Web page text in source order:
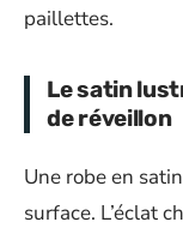
paillettes.
Le satin
de réveillon
Une robe en
surface. L’éclat